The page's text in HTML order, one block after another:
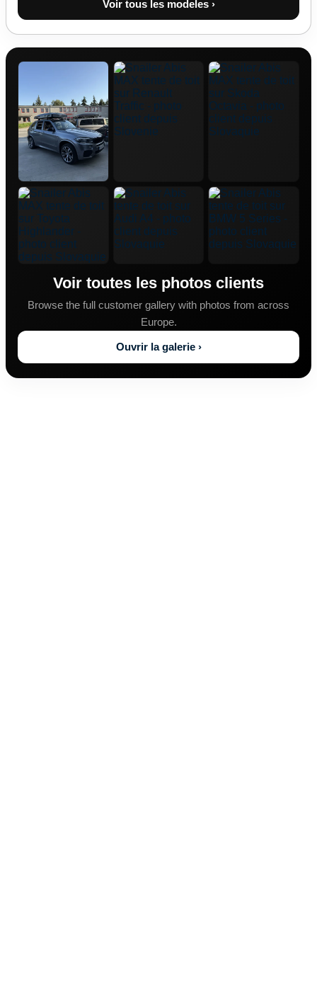
Voir tous les modeles ›
Voir toutes les photos clients
Browse the full customer gallery with photos from across
Europe.
Ouvrir la galerie ›